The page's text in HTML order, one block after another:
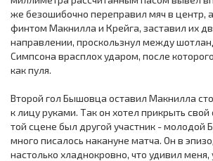
же безошибочно переправил мяч в центр,
финтом Макнилла и Крейга, заставил их
направлении, проскользнул между
Симпсона врасплох ударом, после
как пуля.
Второй гол Бышовца оставил Макнилла
к лицу руками. Так он хотел прикрыть
той сцене был другой участник - молодой
много писалось накануне матча. Он в
настолько хладнокровно, что удивил